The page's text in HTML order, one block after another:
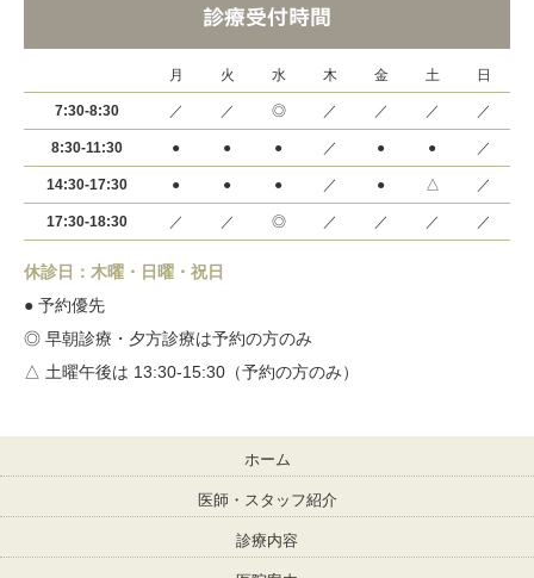
診療受付時間
月 火 水 木 金 土 日
7:30-8:30 ／ ／ ◎ ／ ／ ／ ／
8:30-11:30 ● ● ● ／ ● ● ／
14:30-17:30 ● ● ● ／ ● △ ／
17:30-18:30 ／ ／ ◎ ／ ／ ／ ／
休診日：木曜・日曜・祝日
● 予約優先
◎ 早朝診療・夕方診療は予約の方のみ
△ 土曜午後は 13:30-15:30（予約の方のみ）
ホーム
医師・スタッフ紹介
診療内容